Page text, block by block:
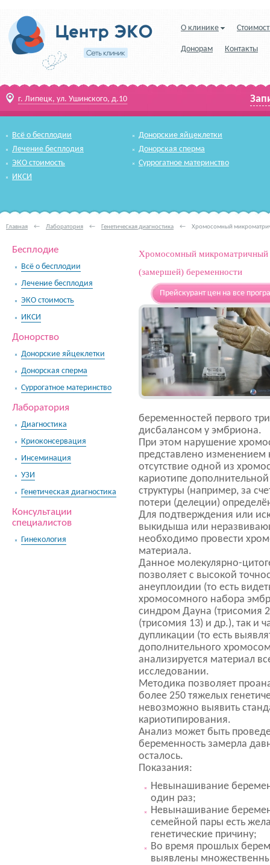
О клинике
Донорам Контакты
г. Липецк, ул. Ушинского, д.10
Всё о бесплодии
Лечение бесплодия
ЭКО стоимость
ИКСИ
Донорские яйцеклетки
Донорская сперма
Суррогатное материнство
Главная ← Лаборатория ← Генетическая диагностика ← Хромосомный
Бесплодие
Всё о бесплодии
Лечение бесплодия
ЭКО стоимость
ИКСИ
Донорство
Донорские яйцеклетки
Донорская сперма
Суррогатное материнство
Лаборатория
Диагностика
Криоконсервация
Инсеминация
УЗИ
Генетическая диагностика
Консультации
специалистов
Гинекология
Хромосомный микроматричный
(замершей) беременности
Прейскурант цен на все
беременностей первого
дисбалансом у эмбриона.
При этом нарушение
представлено изменением
отсутствие одной из
кариотипе
структуры (например, за
потери (делеции)
Для подтверждения или
выкидыша или
необходимо провести
материала.
Данное молекулярно-
позволяет с высокой
анеуплоидии (то есть
хромосомного набора
синдром Дауна (трисомия
(трисомия 13) и др.), так и
дупликации (то есть
дополнительного
анализируется материал
исследовании.
Методика позволяет
более 250 тяжелых
невозможно выявить
кариотипирования.
Анализ может быть
беременность замерла
осталось.
Показания:
Невынашивание
один раз;
Невынашивание
семейной пары есть
генетические причину;
Во время прошлых
выявлены